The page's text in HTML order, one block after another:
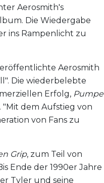
Aerosmith's
Die Wiedergabe
ins Rampenlicht zu
Aerosmith
Die wiederbelebte
Erfolg, Pumpe
"Mit dem Aufstieg von
von Fans zu
Grip, zum Teil von
Ende der 1990er Jahre
Tyler und seine